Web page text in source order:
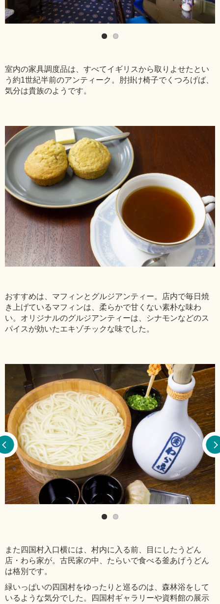
室内の家具調度品は、すべてイギリスから取りよせたとい
う約1世紀半前のアンティーク。肘掛け椅子でくつろげば、
気分は貴族のようです。
おすすめは、マフィンとグルジアンティー。店内で毎日焼
き上げているマフィンは、柔らかで甘くない素朴な味わ
い。オリジナルのグルジアンティーは、シナモンなどのス
パイスが効いたエキゾチックな味でした。
また四国村入口横には、村内に入る前、目にしたうどん
店・わら家が。古民家の中、たらいで食べる釜あげうどん
は格別です。
緑いっぱいの四国村をゆったりと巡るのは、森林浴をして
いるような気分でした。四国村ギャラリーや資料館の展示